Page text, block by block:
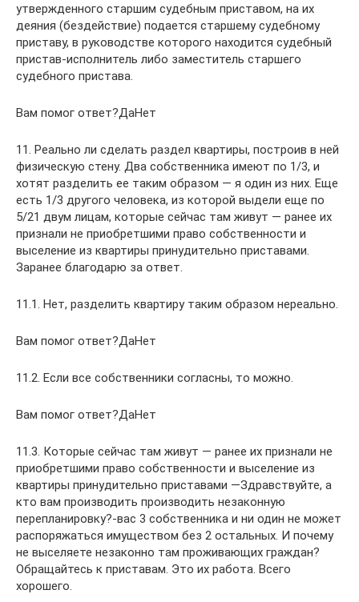
утвержденного старшим судебным приставом, на их
деяния (бездействие) подается старшему судебному
приставу, в руководстве которого находится судебный
пристав-исполнитель либо заместитель старшего
судебного пристава.
Вам помог ответ?ДаНет
11. Реально ли сделать раздел квартиры, построив в ней
физическую стену. Два собственника имеют по 1/3, и
хотят разделить ее таким образом — я один из них. Еще
есть 1/3 другого человека, из которой выдели еще по
5/21 двум лицам, которые сейчас там живут — ранее их
признали не приобретшими право собственности и
выселение из квартиры принудительно приставами.
Заранее благодарю за ответ.
11.1. Нет, разделить квартиру таким образом нереально.
Вам помог ответ?ДаНет
11.2. Если все собственники согласны, то можно.
Вам помог ответ?ДаНет
11.3. Которые сейчас там живут — ранее их признали не
приобретшими право собственности и выселение из
квартиры принудительно приставами —Здравствуйте, а
кто вам производить производить незаконную
перепланировку?-вас 3 собственника и ни один не может
распоряжаться имуществом без 2 остальных. И почему
не выселяете незаконно там проживающих граждан?
Обращайтесь к приставам. Это их работа. Всего
хорошего.